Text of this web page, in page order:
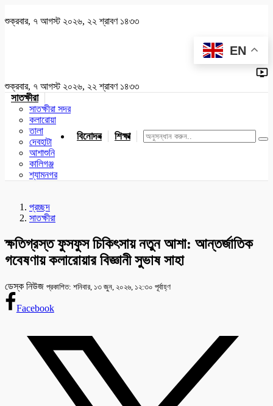
শুক্রবার, ৭ আগস্ট ২০২৬, ২২ শ্রাবণ ১৪৩৩
EN
শুক্রবার, ৭ আগস্ট ২০২৬, ২২ শ্রাবণ ১৪৩৩
সাতক্ষীরা
সাতক্ষীরা সদর
কলারোয়া
তালা
দেবহাটা
আশাশুনি
কালিগঞ্জ
শ্যামনগর
বিনোদন শিক্ষা খেলাধুলা জাতীয় যশোর
প্রচ্ছদ
সাতক্ষীরা
ক্ষতিগ্রস্ত ফুসফুস চিকিৎসায় নতুন আশা: আন্তর্জাতিক
গবেষণায় কলারোয়ার বিজ্ঞানী সুভাষ সাহা
ডেস্ক নিউজ প্রকাশিত: শনিবার, ১৩ জুন, ২০২৬, ১২:৩০ পূর্বাহ্ণ
Facebook